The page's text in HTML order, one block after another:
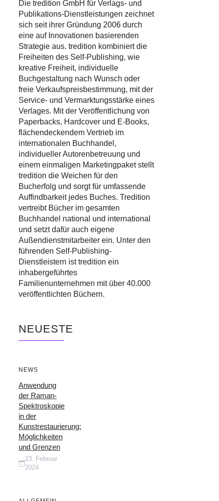
Die tredition GmbH für Verlags- und
Publikations-Dienstleistungen zeichnet
sich seit ihrer Gründung 2006 durch
eine auf Innovationen basierenden
Strategie aus. tredition kombiniert die
Freiheiten des Self-Publishing, wie
kreative Freiheit, individuelle
Buchgestaltung nach Wunsch oder
freie Verkaufspreisbestimmung, mit der
Service- und Vermarktungsstärke eines
Verlages. Mit der Veröffentlichung von
Paperbacks, Hardcover und E-Books,
flächendeckendem Vertrieb im
internationalen Buchhandel,
individueller Autorenbetreuung und
einem einmaligen Marketingpaket stellt
tredition die Weichen für den
Bucherfolg und sorgt für umfassende
Auffindbarkeit jedes Buches. Tredition
vertreibt Bücher im gesamten
Buchhandel national und international
und setzt dafür auch eigene
Außendienstmitarbeiter ein. Unter den
führenden Self-Publishing-
Dienstleistern ist tredition ein
inhabergeführtes
Familienunternehmen mit über 40.000
veröffentlichten Büchern.
NEUESTE
NEWS
Anwendung
der Raman-
Spektroskopie
in der
Kunstrestaurierung:
Möglichkeiten
und Grenzen
23. Februar
2024